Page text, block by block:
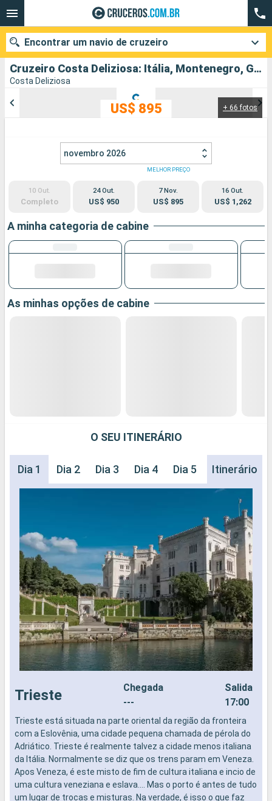
Cruzeiro Costa Deliziosa: Itália, Montenegro, Grécia, Croácia partindo de Trieste
Costa Deliziosa
+ 66 fotos
US$ 895
novembro 2026
10 Out.
Completo
24 Out.
US$ 950
MELHOR PREÇO
7 Nov.
US$ 895
16 Out.
US$ 1,262
A minha categoria de cabine
As minhas opções de cabine
O SEU ITINERÁRIO
Dia 1 Dia 2 Dia 3 Dia 4 Dia 5 Dia 6 Dia
Itinerário
Trieste
Chegada
---
Salida
17:00
Trieste está situada na parte oriental da região da fronteira
com a Eslovênia, uma cidade pequena chamada de pérola do
Adriático. Trieste é realmente talvez a cidade menos italiana
da Itália. Normalmente se diz que os trens param em Veneza.
Apos Veneza, é este misto de fim de cultura italiana e incio de
uma cultura veneziana e eslava.... Mas o porto é antes de tudo
um lugar de trocas e misturas. Na verdade, é isso o que faz
Encontrar um navio de cruzeiro
Companhias
Pesquisar